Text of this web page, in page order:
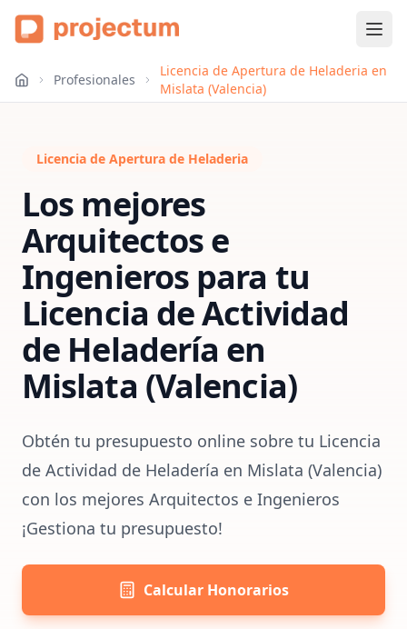
Profesionales
Licencia de Apertura de Heladeria en
Mislata (Valencia)
Licencia de Apertura de Heladeria
Los mejores
Arquitectos e
Ingenieros para tu
Licencia de Actividad
de Heladería en
Mislata (Valencia)
Obtén tu presupuesto online sobre tu Licencia
de Actividad de Heladería en Mislata (Valencia)
con los mejores Arquitectos e Ingenieros
¡Gestiona tu presupuesto!
Calcular Honorarios